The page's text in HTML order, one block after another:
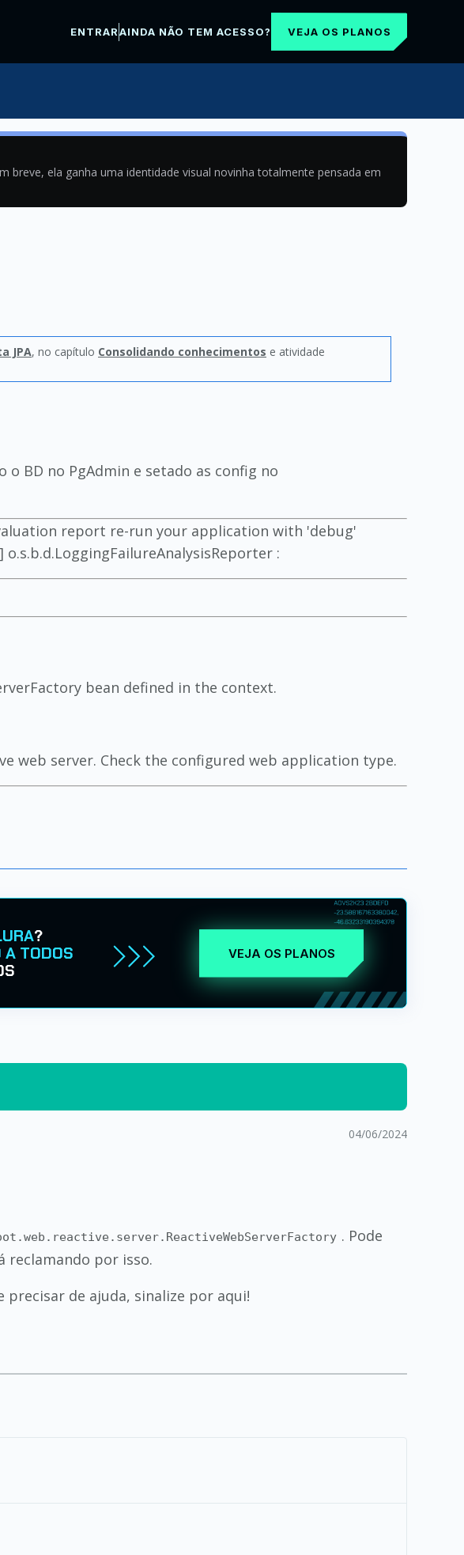
ENTRARAINDA NÃO TEM ACESSO? VEJA OS PLANOS
breve, ela ganha uma identidade visual novinha totalmente pensada em
JPA, no capítulo Consolidando conhecimentos e atividade
BD no PgAdmin e setado as config no
report re-run your application with 'debug'
o.s.b.d.LoggingFailureAnalysisReporter :
bean defined in the context.
web server. Check the configured web application type.
?
A TODOS
VEJA OS PLANOS
04/06/2024
. Pode
reclamando por isso.
precisar de ajuda, sinalize por aqui!